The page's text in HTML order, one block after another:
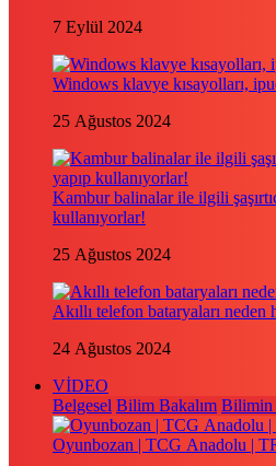
7 Eylül 2024
Windows klavye kısayolları,
25 Ağustos 2024
Kambur balinalar ile ilgili
kullanıyorlar!
25 Ağustos 2024
Akıllı telefon bataryaları
24 Ağustos 2024
VİDEO
Belgesel Bilim Bakalım Bilimin
Oyunbozan | TCG Anadolu |